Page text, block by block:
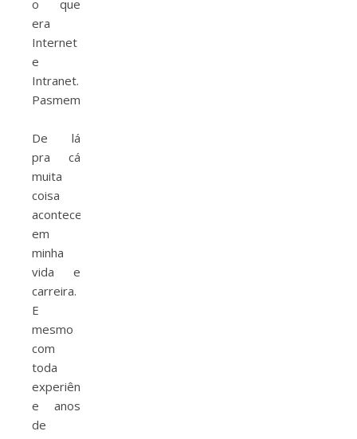
o que
era
Internet
e
Intranet.
Pasmem.
De lá
pra cá
muita
coisa
aconteceu
em
minha
vida e
carreira.
E
mesmo
com
toda
experiência
e anos
de